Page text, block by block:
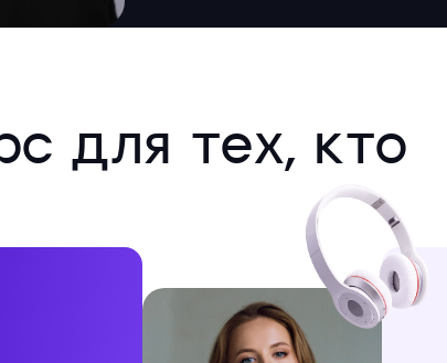
для тех, кто